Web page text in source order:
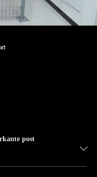
post